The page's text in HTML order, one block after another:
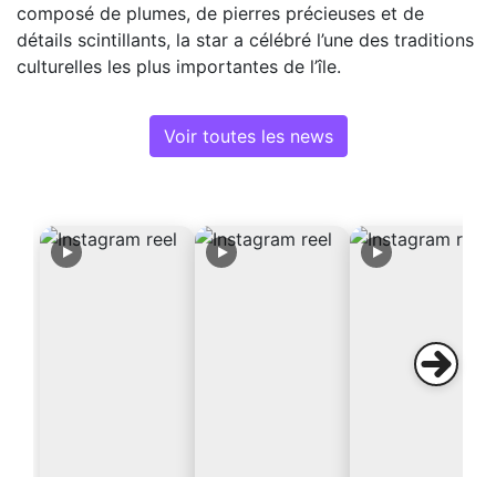
composé de plumes, de pierres précieuses et de
détails scintillants, la star a célébré l’une des traditions
culturelles les plus importantes de l’île.
Voir toutes les news